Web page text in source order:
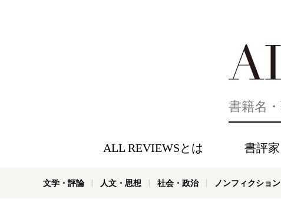
ALL REVIEWSとは 書評家
文学・評論 人文・思想 社会・政治 ノンフィクション